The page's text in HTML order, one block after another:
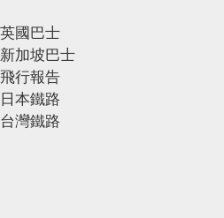
英國巴士
新加坡巴士
飛行報告
日本鐵路
台灣鐵路